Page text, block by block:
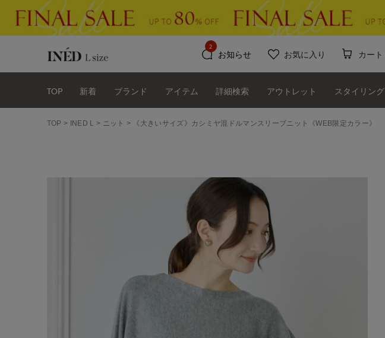
お知らせ
2
お気に入り カート
TOP 新着 ブランド アイテム 詳細検索 アウトレット スタイリング
TOP INED L ニット 《大きいサイズ》カシミヤ混ドルマンスリーブニット《WEB限定カラー》